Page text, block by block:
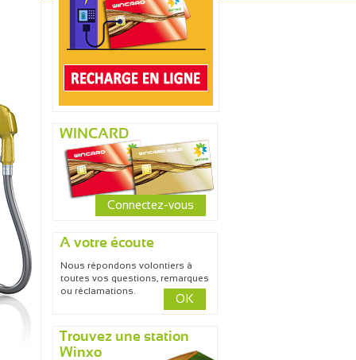
WINCARD
Connectez-vous
A votre écoute
Nous répondons volontiers à
toutes vos questions, remarques
ou réclamations.
OK
Trouvez une station
Winxo